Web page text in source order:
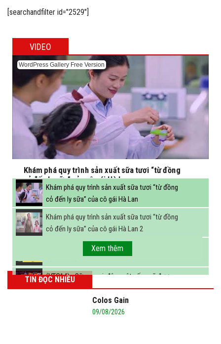
[searchandfilter id="2529"]
VIDEO
WordPress Gallery Free Version
Khám phá quy trình sản xuất sữa tươi “từ đồng
cỏ đến ly sữa” của cô gái Hà Lan
Khám phá quy trình sản xuất sữa tươi “từ đồng
cỏ đến ly sữa” của cô gái Hà Lan
Khám phá quy trình sản xuất sữa tươi “từ đồng
cỏ đến ly sữa” của cô gái Hà Lan 2
FBNC - Ngành sữa hướng tới mục tiêu 3,4 tỷ lít
sữa vào năm 2025
(VTC14) - Sữa ngoại, động vật sống sẽ được
miễn thuế nhập khẩu
Xem thêm
TIN ĐỌC NHIỀU
Colos Gain
09/08/2026